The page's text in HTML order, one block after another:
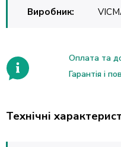
Виробник:
Оплата та
Гарантія і
Технічні